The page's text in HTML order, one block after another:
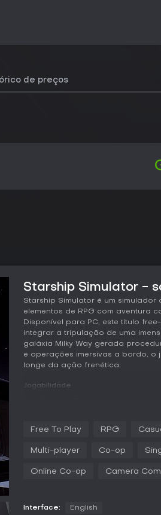
de preços
Starship Simulator -
Starship Simulator é um
elementos de RPG com aventura
Disponível para PC, este título
integrar a tripulação de uma
galáxia Milky Way gerada
e operações imersivas a bordo, o
longe da ação frenética.
Jogabilidade
Officer ou Passenger, cada um
enquanto um Science Officer
O foco recai no gerenciamento
envolvidos. O primeiro contato
Free To Play RPG
Multi-player Co-op
Online Co-op Camera
Interface: English